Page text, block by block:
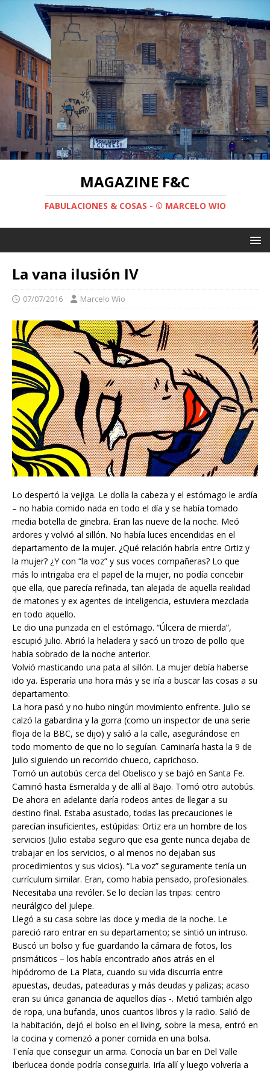
MAGAZINE F&C
FABULACIONES & COSAS - © MARCELO WIO
La vana ilusión IV
07/07/2016 Marcelo Wio
Lo despertó la vejiga. Le dolía la cabeza y el estómago le ardía
– no había comido nada en todo el día y se había tomado
media botella de ginebra. Eran las nueve de la noche. Meó
ardores y volvió al sillón. No había luces encendidas en el
departamento de la mujer. ¿Qué relación habría entre Ortiz y
la mujer? ¿Y con “la voz” y sus voces compañeras? Lo que
más lo intrigaba era el papel de la mujer, no podía concebir
que ella, que parecía refinada, tan alejada de aquella realidad
de matones y ex agentes de inteligencia, estuviera mezclada
en todo aquello.
Le dio una punzada en el estómago. “Úlcera de mierda”,
escupió Julio. Abrió la heladera y sacó un trozo de pollo que
había sobrado de la noche anterior.
Volvió masticando una pata al sillón. La mujer debía haberse
ido ya. Esperaría una hora más y se iría a buscar las cosas a su
departamento.
La hora pasó y no hubo ningún movimiento enfrente. Julio se
calzó la gabardina y la gorra (como un inspector de una serie
floja de la BBC, se dijo) y salió a la calle, asegurándose en
todo momento de que no lo seguían. Caminaría hasta la 9 de
Julio siguiendo un recorrido chueco, caprichoso.
Tomó un autobús cerca del Obelisco y se bajó en Santa Fe.
Caminó hasta Esmeralda y de allí al Bajo. Tomó otro autobús.
De ahora en adelante daría rodeos antes de llegar a su
destino final. Estaba asustado, todas las precauciones le
parecían insuficientes, estúpidas: Ortiz era un hombre de los
servicios (Julio estaba seguro que esa gente nunca dejaba de
trabajar en los servicios, o al menos no dejaban sus
procedimientos y sus vicios). “La voz” seguramente tenía un
currículum similar. Eran, como había pensado, profesionales.
Necesitaba una revóler. Se lo decían las tripas: centro
neurálgico del julepe.
Llegó a su casa sobre las doce y media de la noche. Le
pareció raro entrar en su departamento; se sintió un intruso.
Buscó un bolso y fue guardando la cámara de fotos, los
prismáticos – los había encontrado años atrás en el
hipódromo de La Plata, cuando su vida discurría entre
apuestas, deudas, pateaduras y más deudas y palizas; acaso
eran su única ganancia de aquellos días -. Metió también algo
de ropa, una bufanda, unos cuantos libros y la radio. Salió de
la habitación, dejó el bolso en el living, sobre la mesa, entró en
la cocina y comenzó a poner comida en una bolsa.
Tenía que conseguir un arma. Conocía un bar en Del Valle
Iberlucea donde podría conseguirla. Iría allí y luego volvería a